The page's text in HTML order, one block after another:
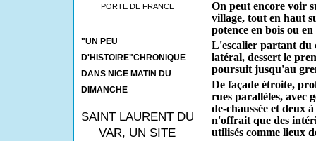
PORTE DE FRANCE
"UN PEU
D'HISTOIRE"CHRONIQUE
DANS NICE MATIN DU
DIMANCHE
SAINT LAURENT DU
VAR, UN SITE
On peut encore voir
village, tout en haut
potence en bois ou
L'escalier partant du
latéral, dessert le
poursuit jusqu'au
De façade étroite,
rues parallèles, avec
de-chaussée et deux
n'offrait que des
utilisés comme lieux